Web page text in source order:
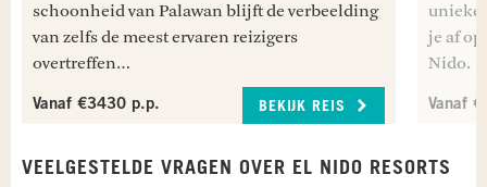
schoonheid van Palawan blijft de verbeelding
van zelfs de meest ervaren reizigers
overtreffen…
Vanaf €3430 p.p. BEKIJK REIS
unieke
je af
Nido.
Vanaf
VEELGESTELDE VRAGEN OVER EL NIDO RESORTS